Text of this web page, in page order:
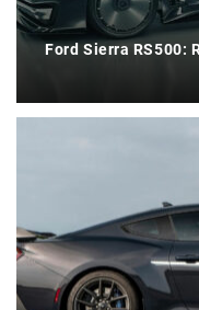
Ford Sierra RS500: